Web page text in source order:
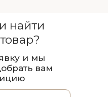
найти
и мы
вам